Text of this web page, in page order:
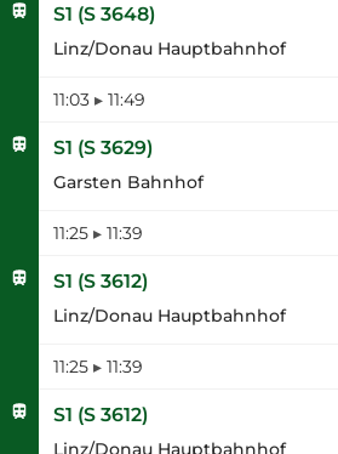
S1 (S 3648)
Linz/Donau Hauptbahnhof
11:03 ▸ 11:49
S1 (S 3629)
Garsten Bahnhof
11:25 ▸ 11:39
S1 (S 3612)
Linz/Donau Hauptbahnhof
11:25 ▸ 11:39
S1 (S 3612)
Linz/Donau Hauptbahnhof